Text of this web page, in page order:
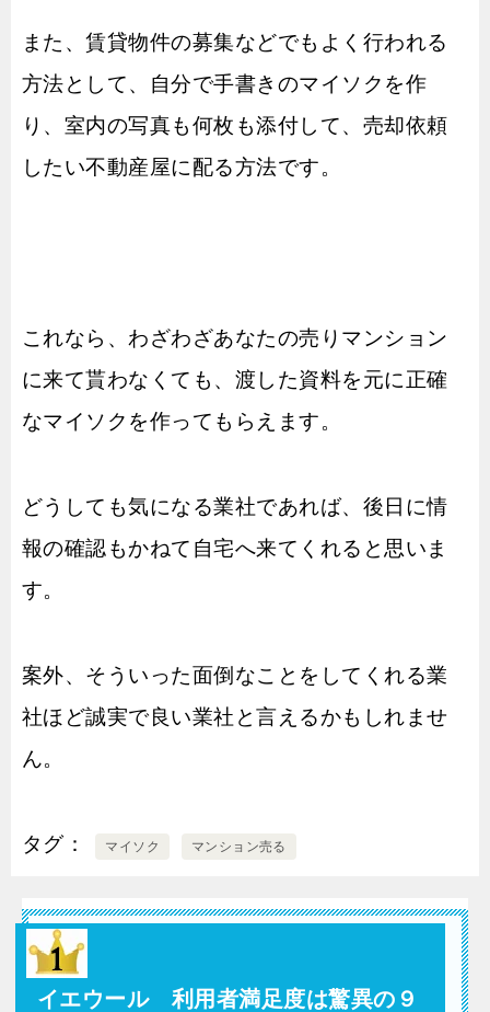
また、賃貸物件の募集などでもよく行われる
方法として、自分で手書きのマイソクを作
り、室内の写真も何枚も添付して、売却依頼
したい不動産屋に配る方法です。
これなら、わざわざあなたの売りマンション
に来て貰わなくても、渡した資料を元に正確
なマイソクを作ってもらえます。
どうしても気になる業社であれば、後日に情
報の確認もかねて自宅へ来てくれると思いま
す。
案外、そういった面倒なことをしてくれる業
社ほど誠実で良い業社と言えるかもしれませ
ん。
タグ マイソク マンション売る
イエウール 利用者満足度は驚異の９